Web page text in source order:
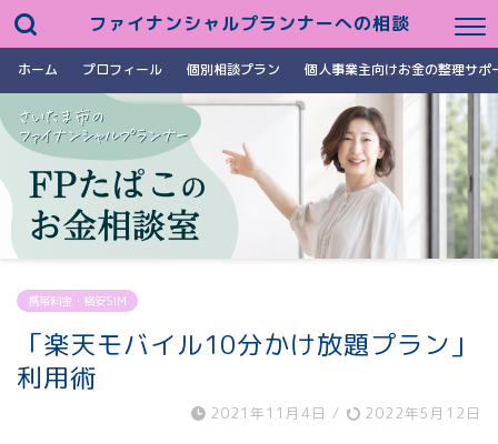
ファイナンシャルプランナーへの相談
ホーム プロフィール 個別相談プラン 個人事業主向けお金の整理サポ
携帯料金・格安SIM
「楽天モバイル10分かけ放題プラン」
利用術
2021年11月4日 / 2022年5月12日